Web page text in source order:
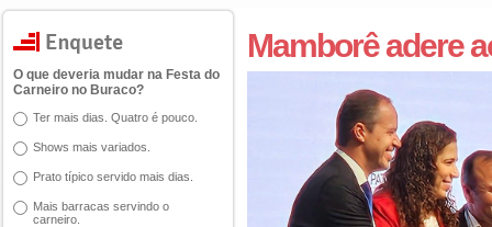
O que deveria mudar na Festa do
Carneiro no Buraco?
Ter mais dias. Quatro é pouco.
Shows mais variados.
Prato típico servido mais dias.
Mais barracas servindo o
carneiro.
Mamborê adere